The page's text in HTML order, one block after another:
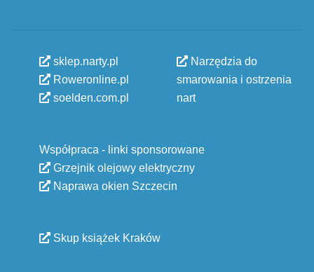
sklep.narty.pl
Roweronline.pl
soelden.com.pl
Narzędzia do
smarowania i ostrzenia
nart
Współpraca - linki sponsorowane
Grzejnik olejowy elektryczny
Naprawa okien Szczecin
Skup książek Kraków